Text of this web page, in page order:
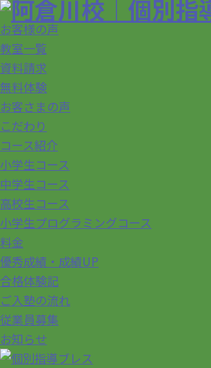
お客様の声
教室一覧
資料請求
無料体験
お客さまの声
こだわり
コース紹介
小学生コース
中学生コース
高校生コース
小学生プログラミングコース
料金
優秀成績・成績UP
合格体験記
ご入塾の流れ
従業員募集
お知らせ